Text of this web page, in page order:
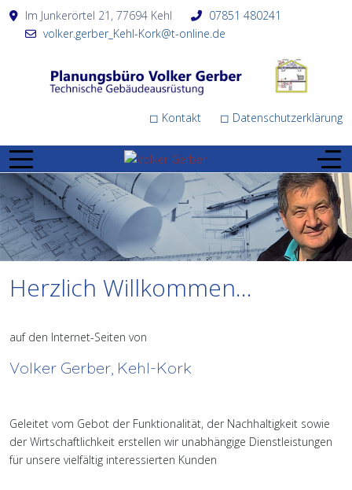
Im Junkerörtel 21, 77694 Kehl
07851 480241
volker.gerber_Kehl-Kork@t-online.de
◻ Kontakt ◻ Datenschutzerklärung
Herzlich Willkommen...
auf den Internet-Seiten von
Volker Gerber, Kehl-Kork
Geleitet vom Gebot der Funktionalität, der Nachhaltigkeit sowie
der Wirtschaftlichkeit erstellen wir unabhängige Dienstleistungen
für unsere vielfältig interessierten Kunden